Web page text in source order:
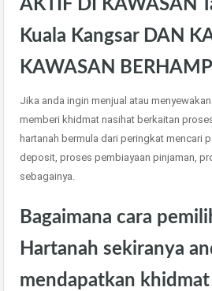
AKTIF DI KAWASAN
Kuala Kangsar DAN
KAWASAN
Jika anda ingin menjual atau
memberi khidmat nasihat berkaitan
hartanah bermula dari peringkat mencari
deposit, proses pembiayaan pinjaman,
sebagainya.
Bagaimana cara
Hartanah sekiranya
mendapatkan khidmat